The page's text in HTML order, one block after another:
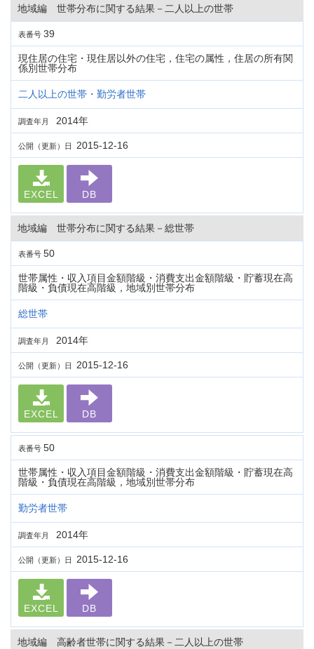
地域編 世帯分布に関する結果－二人以上の世帯
表番号 39
現住居の住宅・現住居以外の住宅，住宅の属性，住居の所有関
係別世帯分布
二人以上の世帯・勤労者世帯
調査年月 2014年
公開（更新）日 2015-12-16
EXCEL DB
地域編 世帯分布に関する結果－総世帯
表番号 50
世帯属性・収入項目金額階級・消費支出金額階級・貯蓄現在高
階級・負債現在高階級，地域別世帯分布
総世帯
調査年月 2014年
公開（更新）日 2015-12-16
EXCEL DB
表番号 50
世帯属性・収入項目金額階級・消費支出金額階級・貯蓄現在高
階級・負債現在高階級，地域別世帯分布
勤労者世帯
調査年月 2014年
公開（更新）日 2015-12-16
EXCEL DB
地域編 高齢者世帯に関する結果－二人以上の世帯